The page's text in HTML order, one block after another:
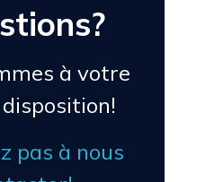
à votre
pas à nous